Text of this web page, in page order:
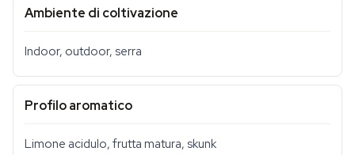
Ambiente di coltivazione
Indoor, outdoor, serra
Profilo aromatico
Limone acidulo, frutta matura, skunk